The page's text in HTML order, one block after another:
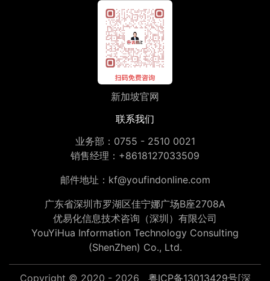
新加坡官网
联系我们
业务部： 0755 - 2510 0021
销售经理： +8618127033509
邮件地址： kf@youfindonline.com
广东省深圳市罗湖区佳宁娜广场B座2708A
优易化信息技术咨询（深圳）有限公司
YouYiHua Information Technology Consulting
(ShenZhen) Co., Ltd.
Copyright © 2020 - 2026 粤ICP备13013429号[深